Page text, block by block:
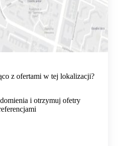
z ofertami w tej lokalizacji?
i otrzymuj ofetry